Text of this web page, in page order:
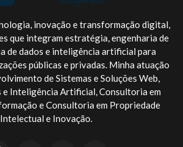
inovação e transformação digital,
que integram estratégia, engenharia de
de dados e inteligência artificial para
públicas e privadas. Minha atuação
de Sistemas e Soluções Web,
e Inteligência Artificial, Consultoria em
e Consultoria em Propriedade
Intelectual e Inovação.